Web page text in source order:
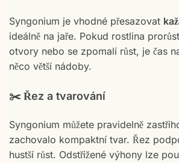
Syngonium je vhodné přesazovat
ideálně na jaře. Pokud rostlina
otvory nebo se zpomalí růst, je čas
něco větší nádoby.
✂️ Řez a tvarování
Syngonium můžete pravidelně
zachovalo kompaktní tvar. Řez
hustší růst. Odstřižené výhony lze